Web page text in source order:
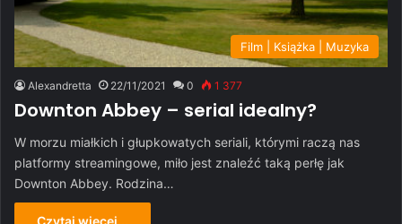
Film | Książka | Muzyka
Alexandretta 22/11/2021 0 1 377
Downton Abbey – serial idealny?
W morzu miałkich i głupkowatych seriali, którymi raczą nas
platformy streamingowe, miło jest znaleźć taką perłę jak
Downton Abbey. Rodzina…
Czytaj wiecej...